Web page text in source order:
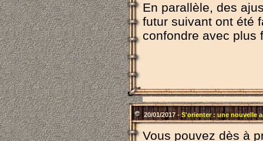
En parallèle, des
futur suivant ont été
confondre avec plus
20/01/2017 -S'orienter : une nouvelle
Vous pouvez dès à